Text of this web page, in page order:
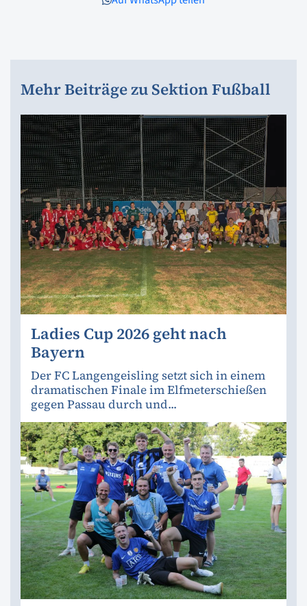
Mehr Beiträge zu Sektion Fußball
Ladies Cup 2026 geht nach
Bayern
Der FC Langengeisling setzt sich in einem
dramatischen Finale im Elfmeterschießen
gegen Passau durch und...